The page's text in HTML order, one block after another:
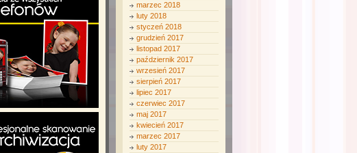
marzec 2018
luty 2018
styczeń 2018
grudzień 2017
listopad 2017
październik 2017
wrzesień 2017
sierpień 2017
lipiec 2017
czerwiec 2017
maj 2017
kwiecień 2017
marzec 2017
luty 2017